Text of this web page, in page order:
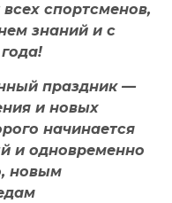
спортсменов,
знаний и с
праздник —
и новых
начинается
и одновременно
новым